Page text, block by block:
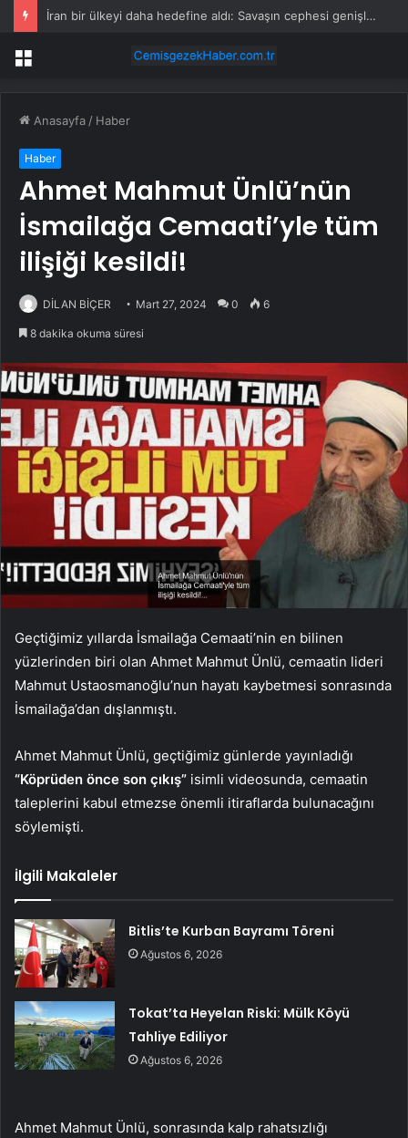
Kemal Kılıçdaroğlu, Rüzgarlı Esnafıyla Bir Araya Geldi
Menü
Anasayfa / Haber
Haber
Ahmet Mahmut Ünlü’nün
İsmailağa Cemaati’yle tüm
ilişiği kesildi!
DİLAN BİÇER Mart 27, 2024 0 6
8 dakika okuma süresi
Geçtiğimiz yıllarda İsmailağa Cemaati’nin en bilinen
yüzlerinden biri olan Ahmet Mahmut Ünlü, cemaatin lideri
Mahmut Ustaosmanoğlu’nun hayatı kaybetmesi sonrasında
İsmailağa’dan dışlanmıştı.
Ahmet Mahmut Ünlü, geçtiğimiz günlerde yayınladığı
“Köprüden önce son çıkış” isimli videosunda, cemaatin
taleplerini kabul etmezse önemli itiraflarda bulunacağını
söylemişti.
İlgili Makaleler
Bitlis’te Kurban Bayramı Töreni
Ağustos 6, 2026
Tokat’ta Heyelan Riski: Mülk Köyü
Tahliye Ediliyor
Ağustos 6, 2026
Ahmet Mahmut Ünlü, sonrasında kalp rahatsızlığı